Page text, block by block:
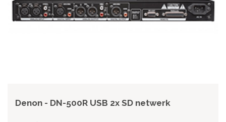
Denon - DN-500R USB 2x SD netwerk